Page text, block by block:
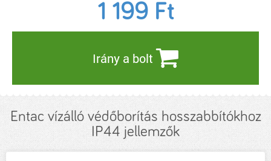
1 199 Ft
Irány a bolt
Entac vízálló védőborítás hosszabbítókhoz
IP44 jellemzők